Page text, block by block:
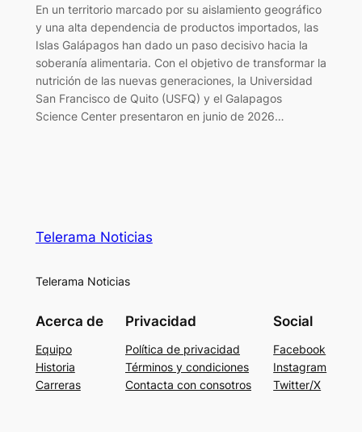
En un territorio marcado por su aislamiento geográfico
y una alta dependencia de productos importados, las
Islas Galápagos han dado un paso decisivo hacia la
soberanía alimentaria. Con el objetivo de transformar la
nutrición de las nuevas generaciones, la Universidad
San Francisco de Quito (USFQ) y el Galapagos
Science Center presentaron en junio de 2026…
Telerama Noticias
Telerama Noticias
Acerca de
Equipo
Historia
Carreras
Privacidad
Política de privacidad
Términos y condiciones
Contacta con consotros
Social
Facebook
Instagram
Twitter/X